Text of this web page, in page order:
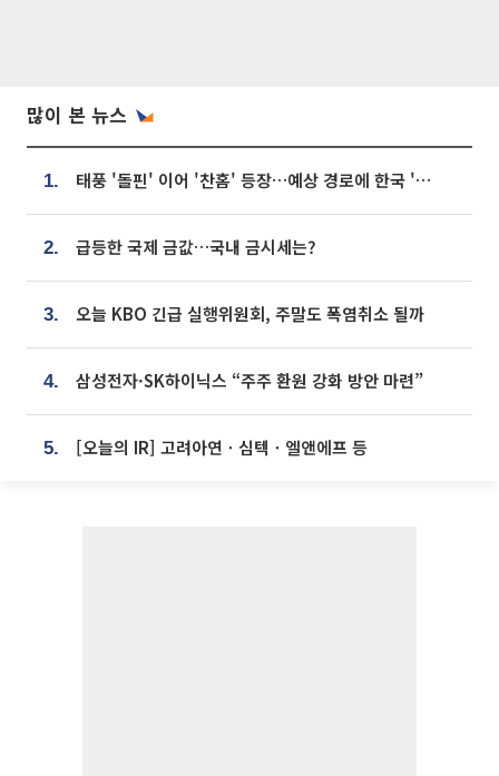
많이 본 뉴스
1. 태풍 '돌핀' 이어 '찬홈' 등장…예상 경로에 한국 '한숨'
2. 급등한 국제 금값…국내 금시세는?
3. 오늘 KBO 긴급 실행위원회, 주말도 폭염취소 될까
4. 삼성전자·SK하이닉스 “주주 환원 강화 방안 마련”
5. [오늘의 IR] 고려아연ㆍ심텍ㆍ엘앤에프 등